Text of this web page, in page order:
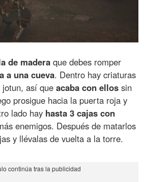
de madera que debes romper
a una cueva. Dentro hay criaturas
jotun, así queacaba con ellos sin
prosigue hacia la puerta roja y
lado hay hasta 3 cajas con
enemigos. Después de matarlos
y llévalas de vuelta a la torre.